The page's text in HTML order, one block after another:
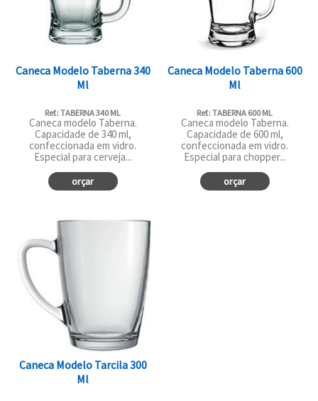
Caneca Modelo Taberna 340
Ml
Ref.: TABERNA 340 ML
Caneca modelo Taberna.
Capacidade de 340 ml,
confeccionada em vidro.
Especial para cerveja...
orçar
Caneca Modelo Taberna 600
Ml
Ref.: TABERNA 600 ML
Caneca modelo Taberna.
Capacidade de 600 ml,
confeccionada em vidro.
Especial para chopper...
orçar
Caneca Modelo Tarcila 300
Ml